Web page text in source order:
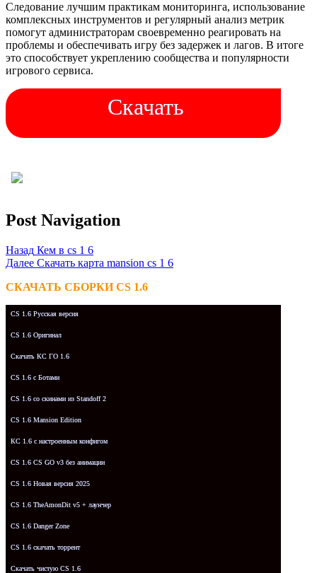
Следование лучшим практикам мониторинга, использование
комплексных инструментов и регулярный анализ метрик
помогут администраторам своевременно реагировать на
проблемы и обеспечивать игру без задержек и лагов. В итоге
это способствует укреплению сообщества и популярности
игрового сервиса.
Скачать
Post Navigation
Назад Кем в cs 1 6
Далее Скачать карта mansion cs 1 6
СКАЧАТЬ СБОРКИ CS 1.6
CS 1.6 Русская версия
CS 1.6 Оригинал
Скачать КС ГО 1.6
CS 1.6 с Ботами
CS 1.6 со скинами из Standoff 2
CS 1.6 Mansion Edition
КС 1.6 с настроенным конфигом
CS 1.6 CS GO v3 без анимации
CS 1.6 Новая версия 2025
CS 1.6 TheAmonDit v5 + лаунчер
CS 1.6 Danger Zone
CS 1.6 скачать торрент
Скачать чистую CS 1.6